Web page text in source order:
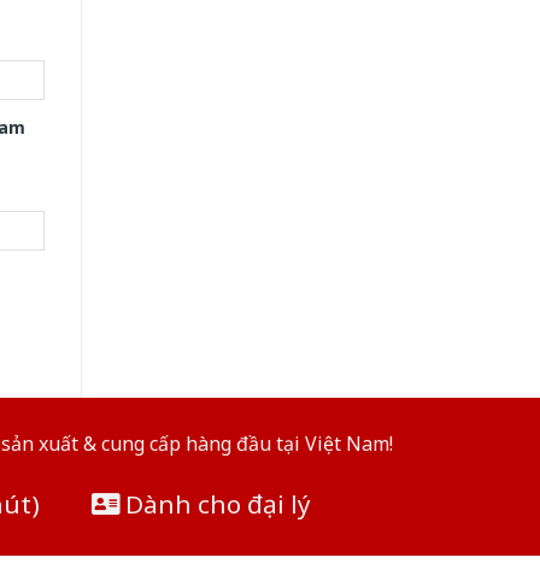
xuất & cung cấp hàng đầu tại Việt Nam!
Dành cho đại lý